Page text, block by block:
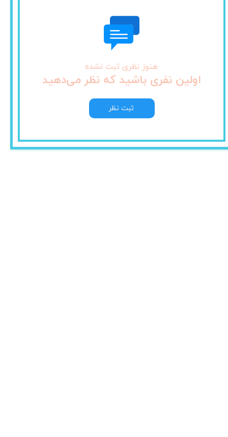
هنوز نظری ثبت نشده
اولین نفری باشید که نظر می‌دهید
ثبت نظر